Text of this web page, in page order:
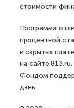
стоимости
Программа
процентной
и скрытых
на сайте
Фондом
день.